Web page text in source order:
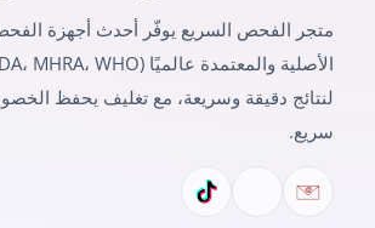
متجر الفحص السريع يوفّر أحدث أجهزة
لنتائج دقيقة وسريعة، مع تغليف يحفظ
سريع.